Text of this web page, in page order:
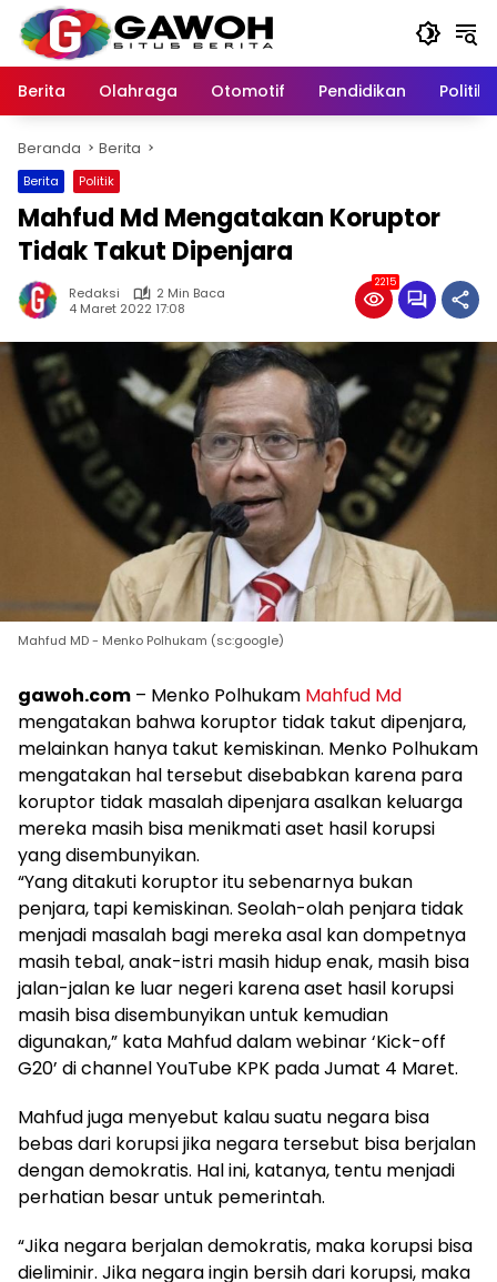
Langsung
konten
Berita
Olahraga Otomotif Pendidikan Politik
Beranda Berita
Berita Politik
Mahfud Md Mengatakan Koruptor
Tidak Takut Dipenjara
Redaksi
2 Min Baca
4 Maret 2022 17:08
2215
Mahfud MD - Menko Polhukam (sc:google)
gawoh.com – Menko Polhukam Mahfud Md
mengatakan bahwa koruptor tidak takut dipenjara,
melainkan hanya takut kemiskinan. Menko Polhukam
mengatakan hal tersebut disebabkan karena para
koruptor tidak masalah dipenjara asalkan keluarga
mereka masih bisa menikmati aset hasil korupsi
yang disembunyikan.
“Yang ditakuti koruptor itu sebenarnya bukan
penjara, tapi kemiskinan. Seolah-olah penjara tidak
menjadi masalah bagi mereka asal kan dompetnya
masih tebal, anak-istri masih hidup enak, masih bisa
jalan-jalan ke luar negeri karena aset hasil korupsi
masih bisa disembunyikan untuk kemudian
digunakan,” kata Mahfud dalam webinar ‘Kick-off
G20’ di channel YouTube KPK pada Jumat 4 Maret.
Mahfud juga menyebut kalau suatu negara bisa
bebas dari korupsi jika negara tersebut bisa berjalan
dengan demokratis. Hal ini, katanya, tentu menjadi
perhatian besar untuk pemerintah.
“Jika negara berjalan demokratis, maka korupsi bisa
dieliminir. Jika negara ingin bersih dari korupsi, maka